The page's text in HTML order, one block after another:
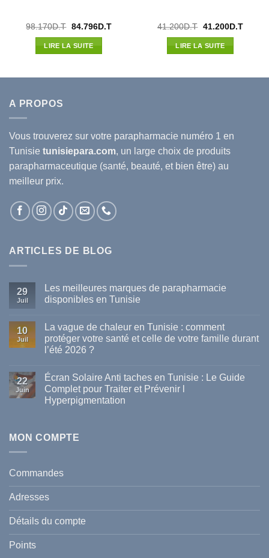
98.170D.T Le
initial
était :
84.796D.TLe
LIRE LA SUITE
41.200D.T Le
initial
était :
41.200D.TLe
LIRE LA SUITE
A PROPOS
Vous trouverez sur votre parapharmacie numéro 1 en
Tunisie tunisiepara.com, un large choix de produits
parapharmaceutique (santé, beauté, et bien être) au
meilleur prix.
ARTICLES DE BLOG
29
Juil
Les meilleures marques de parapharmacie
disponibles en Tunisie
sur
meilleures
marques
disponibles
en
Tunisie
10
Juil
La vague de chaleur en Tunisie : comment
protéger votre santé et celle de votre famille durant
l’été 2026 ?
sur
La
vague
de
comment
et
celle
de
votre
famille
durant
l’été
2026
?
22
Juin
Écran Solaire Anti taches en Tunisie : Le Guide
Complet pour Traiter et Prévenir l
Hyperpigmentation
Écran
Solaire
Tunisie
Guide
Traiter
Prévenir
MON COMPTE
Commandes
Adresses
Détails du compte
Points